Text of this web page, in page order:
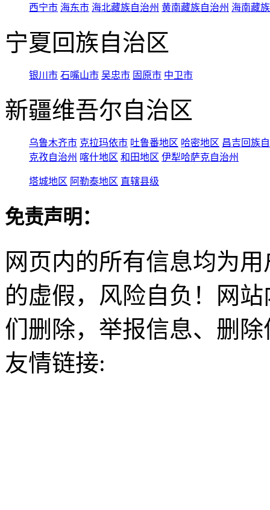
西宁市 海东市 海北藏族自治州 黄南藏族自治州 海南藏
宁夏回族自治区
银川市 石嘴山市 吴忠市 固原市 中卫市
新疆维吾尔自治区
乌鲁木齐市 克拉玛依市 吐鲁番地区 哈密地区 昌吉回族
克孜自治州 喀什地区 和田地区 伊犁哈萨克自治州
塔城地区 阿勒泰地区 直辖县级
免责声明：
网页内的所有信息均为
的虚假，风险自负！网
们删除，举报信息、删
友情链接: